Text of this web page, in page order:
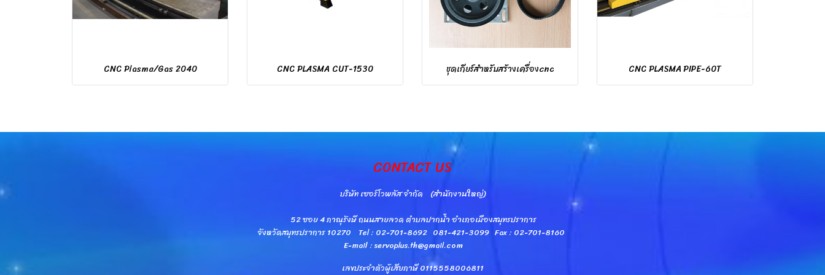
CNC Plasma/Gas 2040 CNC PLASMA CUT-1530 ชุดเกียร์สำหรับสร้างเครื่องcnc CNC PLASMA PIPE-60T
CONTACT US
บริษัท เซอร์โวพลัส จำกัด (สำนักงานใหญ่)
52 ซอย 4 ภาณุรังษี ถนนสายลวด ตำบลปากน้ำ อำเภอเมืองสมุทรปราการ
จังหวัดสมุทรปราการ 10270 Tel : 02-701-8692 081-421-3099 Fax : 02-701-8160
E-mail : servoplus.th@gmail.com
เลขประจำตัวผู้เสียภาษี 0115558006811